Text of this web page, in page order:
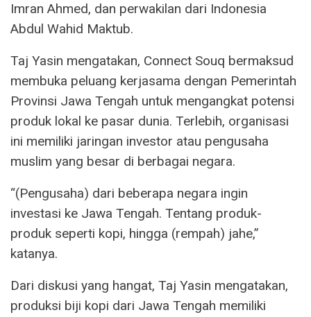
Imran Ahmed, dan perwakilan dari Indonesia
Abdul Wahid Maktub.
Taj Yasin mengatakan, Connect Souq bermaksud
membuka peluang kerjasama dengan Pemerintah
Provinsi Jawa Tengah untuk mengangkat potensi
produk lokal ke pasar dunia. Terlebih, organisasi
ini memiliki jaringan investor atau pengusaha
muslim yang besar di berbagai negara.
“(Pengusaha) dari beberapa negara ingin
investasi ke Jawa Tengah. Tentang produk-
produk seperti kopi, hingga (rempah) jahe,”
katanya.
Dari diskusi yang hangat, Taj Yasin mengatakan,
produksi biji kopi dari Jawa Tengah memiliki